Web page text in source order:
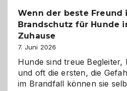
und
herzlich
Wenn der beste Freund
Brandschutz für Hunde
Zuhause
7. Juni 2026
Hunde sind treue Begleiter,
und oft die ersten, die
im Brandfall können sie